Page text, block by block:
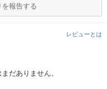
報告する
レビューとは
だありません。